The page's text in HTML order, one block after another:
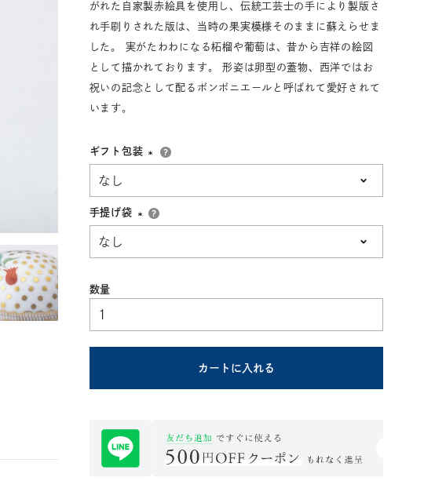
ボンボニエール動物モチーフ
55,001円(税込) 以上
がれた自家製赤絵具を使用し、伝統工芸士の手により製版さ
れ手刷りされた版は、当時の果実模様そのままに蘇えらせま
した。 実がたわわになる柘榴や葡萄は、昔から吉祥の絵図
として描かれております。 形姿は卵型の蓋物、西洋ではお
祝いの記念として配るボンボニエールと呼ばれて愛好されて
います。
ギフト包装
手提げ袋
カートに入れる